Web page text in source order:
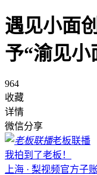
遇见小面
予“渝见小
964
收藏
详情
微信分享
老板联播
我拍到了老板！
上海 · 梨视频官方子